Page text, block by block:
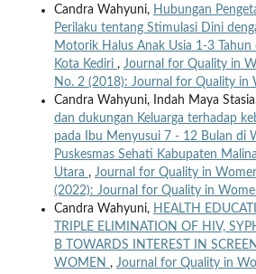
Candra Wahyuni, Hubungan
Perilaku tentang Stimulasi Dini
Motorik Halus Anak Usia 1-3
Kota Kediri , Journal for Quality in
No. 2 (2018): Journal for Quality in
Candra Wahyuni, Indah Maya
dan dukungan Keluarga terhadap
pada Ibu Menyusui 7 - 12 Bulan di
Puskesmas Sehati Kabupaten
Utara , Journal for Quality in
(2022): Journal for Quality in
Candra Wahyuni, HEALTH
TRIPLE ELIMINATION OF HIV,
B TOWARDS INTEREST IN
WOMEN , Journal for Quality in